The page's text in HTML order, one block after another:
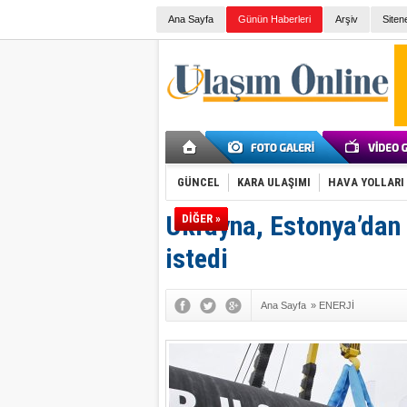
Ana Sayfa Günün Haberleri Arşiv
GÜNCEL KARA ULAŞIMI HAVA YOLLARI
DİĞER »
Ukrayna,
istedi
Ana Sayfa » ENERJİ